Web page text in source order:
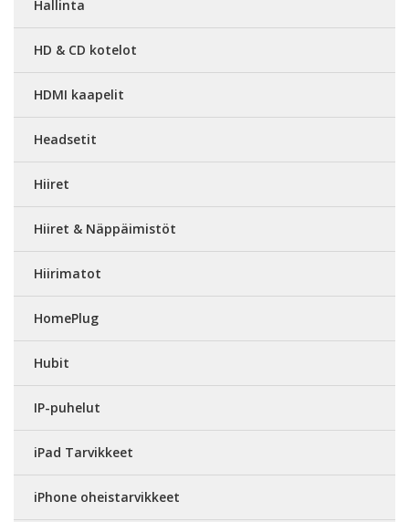
Hallinta
HD & CD kotelot
HDMI kaapelit
Headsetit
Hiiret
Hiiret & Näppäimistöt
Hiirimatot
HomePlug
Hubit
IP-puhelut
iPad Tarvikkeet
iPhone oheistarvikkeet